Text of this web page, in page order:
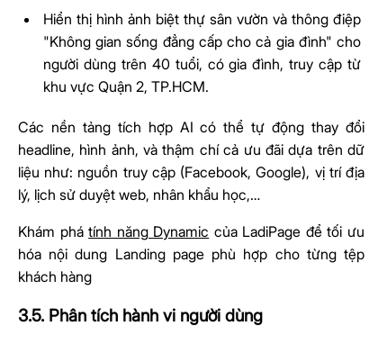
Hiển thị hình ảnh biệt thự sân vườn và thông điệp
"Không gian sống đẳng cấp cho cả gia đình" cho
người dùng trên 40 tuổi, có gia đình, truy cập từ
khu vực Quận 2, TP.HCM.
Các nền tảng tích hợp AI có thể tự động thay đổi
headline, hình ảnh, và thậm chí cả ưu đãi dựa trên dữ
liệu như: nguồn truy cập (Facebook, Google), vị trí địa
lý, lịch sử duyệt web, nhân khẩu học,…
Khám phátính năng Dynamic của LadiPage để tối ưu
hóa nội dung Landing page phù hợp cho từng tệp
khách hàng
3.5. Phân tích hành vi người dùng